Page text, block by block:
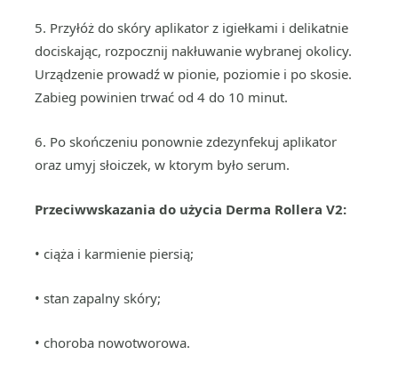
5. Przyłóż do skóry aplikator z igiełkami i delikatnie
dociskając, rozpocznij nakłuwanie wybranej okolicy.
Urządzenie prowadź w pionie, poziomie i po skosie.
Zabieg powinien trwać od 4 do 10 minut.
6. Po skończeniu ponownie zdezynfekuj aplikator
oraz umyj słoiczek, w ktorym było serum.
Przeciwwskazania do użycia Derma Rollera V2:
• ciąża i karmienie piersią;
• stan zapalny skóry;
• choroba nowotworowa.